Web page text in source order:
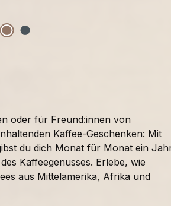
oder für Freund:innen von
Kaffee-Geschenken: Mit
du dich Monat für Monat ein
Kaffeegenusses. Erlebe, wie
aus Mittelamerika, Afrika und